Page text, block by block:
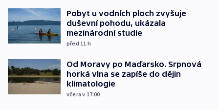
Pobyt u vodních ploch zvyšuje
duševní pohodu, ukázala
mezinárodní studie
před 11 h
Od Moravy po Maďarsko. Srpnová
horká vlna se zapíše do dějin
klimatologie
včera v 17:00